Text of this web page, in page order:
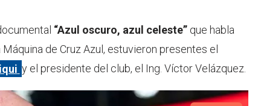
“Azul oscuro, azul celeste” que habla
de Cruz Azul, estuvieron presentes el
y el presidente del club, el Ing. Víctor Velázquez.